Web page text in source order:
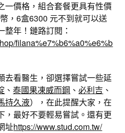
一價格，組合套餐更具有性價
，6盒6300 元不到就可以送
年！鏈路訂閱：
filana%e7%b6%a0%e6%b
去看醫生，卻選擇嘗試一些延
、泰國果凍威而鋼 、必利吉 、
持久液），在此提醒大家，在
，最好不要輕易嘗試。還有更
址https://www.stud.com.tw/